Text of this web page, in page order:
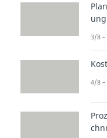
am
3/8 –
4/8 –